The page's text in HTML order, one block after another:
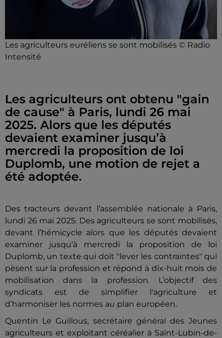
Les agriculteurs euréliens se sont mobilisés © Radio
Intensité
Les agriculteurs ont obtenu "gain
de cause" à Paris, lundi 26 mai
2025. Alors que les députés
devaient examiner jusqu’à
mercredi la proposition de loi
Duplomb, une motion de rejet a
été adoptée.
Des tracteurs devant l’assemblée nationale à Paris,
lundi 26 mai 2025. Des agriculteurs se sont mobilisés,
devant l’hémicycle alors que les députés devaient
examiner jusqu’à mercredi la proposition de loi
Duplomb, un texte qui doit "lever les contraintes" qui
pèsent sur la profession et répond à dix-huit mois de
mobilisation dans la profession. L’objectif des
syndicats est de simplifier l'agriculture et
d’harmoniser les normes au plan européen.
Quentin Le Guillous, secrétaire général des Jeunes
agriculteurs et exploitant céréalier à Saint-Lubin-de-